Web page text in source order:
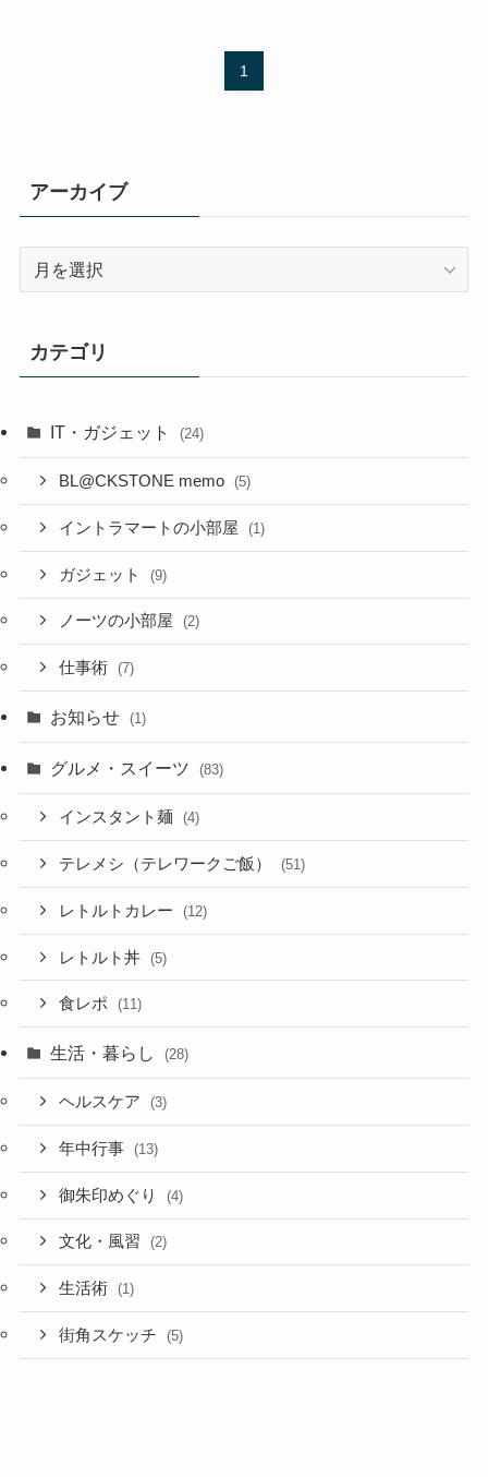
1
アーカイブ
ブ
カテゴリ
IT・ガジェット (24)
BL@CKSTONE memo (5)
イントラマートの小部屋 (1)
ガジェット (9)
ノーツの小部屋 (2)
仕事術 (7)
お知らせ (1)
グルメ・スイーツ (83)
インスタント麺 (4)
テレメシ（テレワークご飯） (51)
レトルトカレー (12)
レトルト丼 (5)
食レポ (11)
生活・暮らし (28)
ヘルスケア (3)
年中行事 (13)
御朱印めぐり (4)
文化・風習 (2)
生活術 (1)
街角スケッチ (5)